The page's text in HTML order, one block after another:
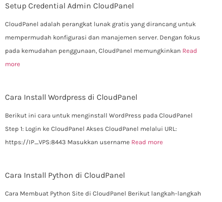
Setup Credential Admin CloudPanel
CloudPanel adalah perangkat lunak gratis yang dirancang untuk
mempermudah konfigurasi dan manajemen server. Dengan fokus
pada kemudahan penggunaan, CloudPanel memungkinkan Read
more
Cara Install Wordpress di CloudPanel
Berikut ini cara untuk menginstall WordPress pada CloudPanel
Step 1: Login ke CloudPanel Akses CloudPanel melalui URL:
https://IP_VPS:8443 Masukkan username Read more
Cara Install Python di CloudPanel
Cara Membuat Python Site di CloudPanel Berikut langkah-langkah